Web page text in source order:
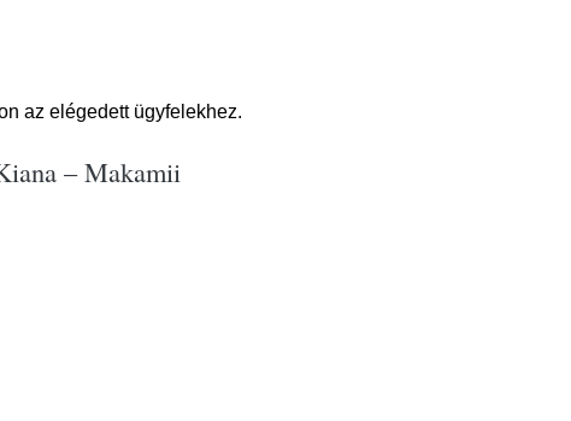
az elégedett ügyfelekhez.
– Makamii